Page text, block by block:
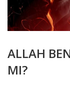
ALLAH
MI?